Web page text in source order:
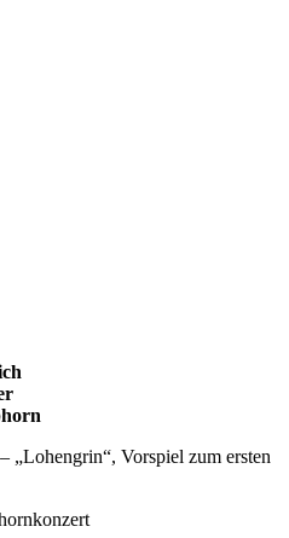
„Lohengrin“, Vorspiel zum ersten